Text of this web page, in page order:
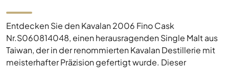
Entdecken Sie den Kavalan 2006 Fino Cask
Nr.S060814048, einen herausragenden Single Malt aus
Taiwan, der in der renommierten Kavalan Destillerie mit
meisterhafter Präzision gefertigt wurde. Dieser